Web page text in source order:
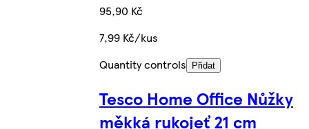
95,90 Kč
7,99 Kč/kus
Quantity controls
Přidat
Tesco Home Office Nůžky
měkká rukojeť 21 cm